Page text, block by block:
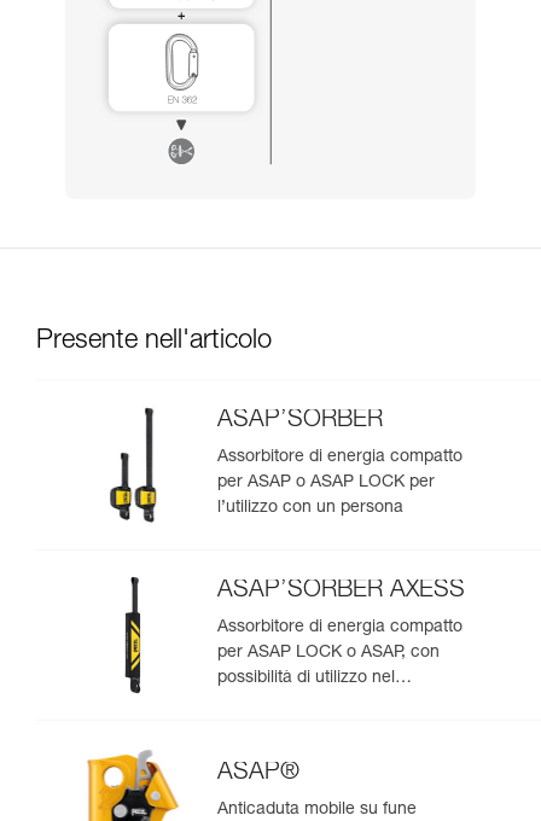
Presente nell'articolo
ASAP’SORBER
Assorbitore di energia compatto
per ASAP o ASAP LOCK per
l’utilizzo con un persona
ASAP’SORBER AXESS
Assorbitore di energia compatto
per ASAP LOCK o ASAP, con
possibilità di utilizzo nel
ASAP®
Anticaduta mobile su fune